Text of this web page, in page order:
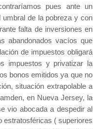
pues ante un
umbral de la pobreza y con
falta de inversiones en
abandonados vacíos que
de impuestos obligará
impuestos y privatizar la
bonos emitidos ya que no
situación extrapolable a
en Nueva Jersey, la
vio abocada a despedir al
estratosféricas ( superiores